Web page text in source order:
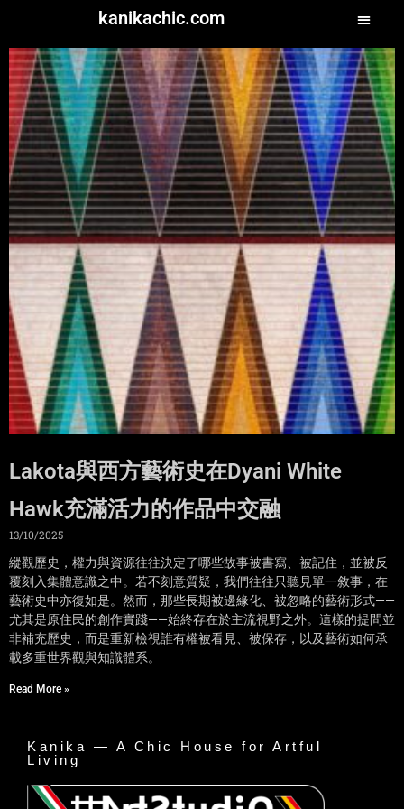
kanikachic.com
Lakota與西方藝術史在Dyani White
Hawk充滿活力的作品中交融
13/10/2025
縱觀歷史，權力與資源往往決定了哪些故事被書寫、被記住，並被反
覆刻入集體意識之中。若不刻意質疑，我們往往只聽見單一敘事，在
藝術史中亦復如是。然而，那些長期被邊緣化、被忽略的藝術形式——
尤其是原住民的創作實踐——始終存在於主流視野之外。這樣的提問並
非補充歷史，而是重新檢視誰有權被看見、被保存，以及藝術如何承
載多重世界觀與知識體系。
Read More »
Kanika — A Chic House for Artful
Living